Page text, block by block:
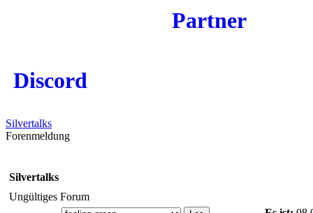
Partner
Discord
Silvertalks
Forenmeldung
Silvertalks
Ungültiges Forum